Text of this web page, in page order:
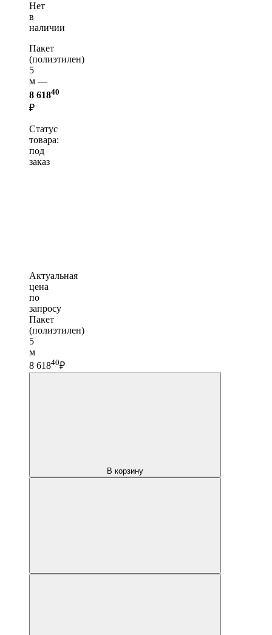
Нет
в
наличии
Пакет
(полиэтилен)
5
м —
8 61840
₽
Статус
товара:
под
заказ
Актуальная
цена
по
запросу
Пакет
(полиэтилен)
5
м
8 61840₽
В корзину